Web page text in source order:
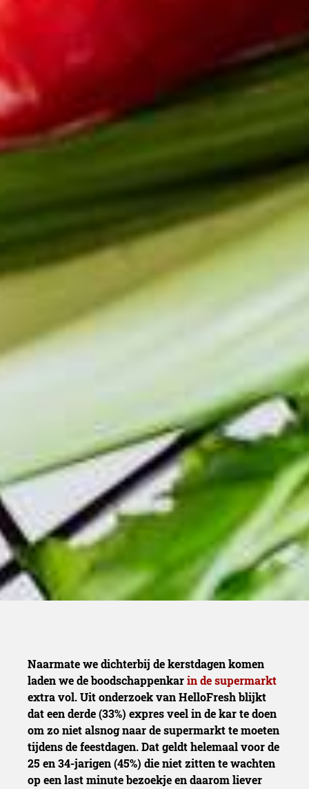
Naarmate we dichterbij de kerstdagen komen
laden we de boodschappenkarin de supermarkt
extra vol. Uit onderzoek van HelloFresh blijkt
dat een derde (33%) expres veel in de kar te doen
om zo niet alsnog naar de supermarkt te moeten
tijdens de feestdagen. Dat geldt helemaal voor de
25 en 34-jarigen (45%) die niet zitten te wachten
op een last minute bezoekje en daarom liever